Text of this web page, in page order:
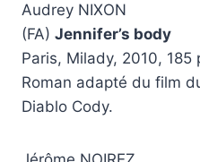
Audrey NIXON
(FA) Jennifer’s body
Paris, Milady, 2010, 185
Roman adapté du film
Diablo Cody.